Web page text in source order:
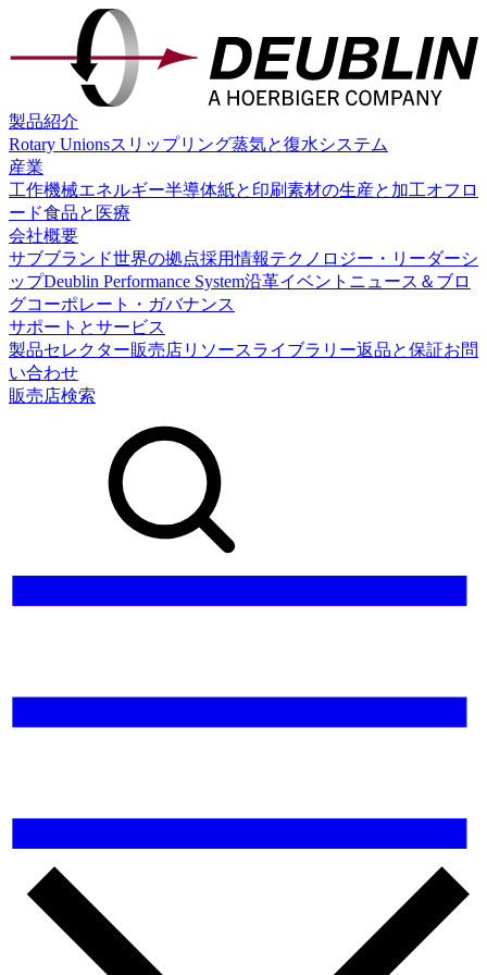
製品紹介
Rotary Unionsスリップリング蒸気と復水システム
産業
工作機械エネルギー半導体紙と印刷素材の生産と加工オフロ
ード食品と医療
会社概要
サブブランド世界の拠点採用情報テクノロジー・リーダーシ
ップDeublin Performance System沿革イベント ニュース＆ブロ
グコーポレート・ガバナンス
サポートとサービス
製品セレクター販売店リソースライブラリー返品と保証お問
い合わせ
販売店検索